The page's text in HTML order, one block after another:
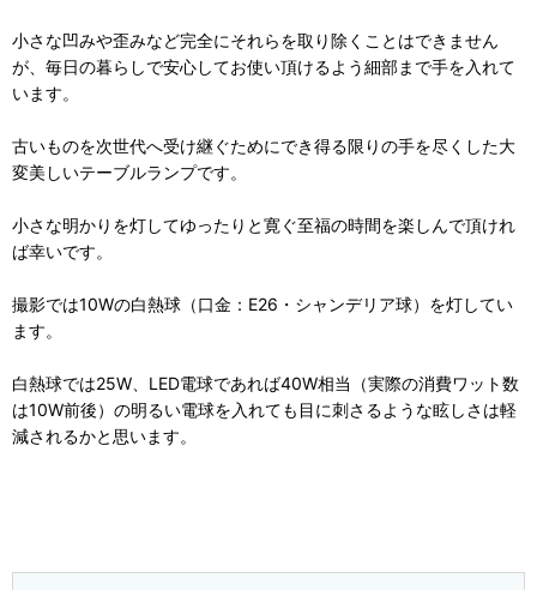
小さな凹みや歪みなど完全にそれらを取り除くことはできません
が、毎日の暮らしで安心してお使い頂けるよう細部まで手を入れて
います。
古いものを次世代へ受け継ぐためにでき得る限りの手を尽くした大
変美しいテーブルランプです。
小さな明かりを灯してゆったりと寛ぐ至福の時間を楽しんで頂けれ
ば幸いです。
撮影では10Wの白熱球（口金：E26・シャンデリア球）を灯してい
ます。
白熱球では25W、LED電球であれば40W相当（実際の消費ワット数
は10W前後）の明るい電球を入れても目に刺さるような眩しさは軽
減されるかと思います。